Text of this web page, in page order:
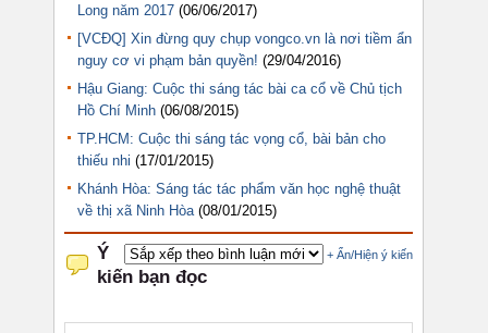
Long năm 2017 (06/06/2017)
[VCĐQ] Xin đừng quy chụp vongco.vn là nơi tiềm ẩn
nguy cơ vi phạm bản quyền! (29/04/2016)
Hậu Giang: Cuộc thi sáng tác bài ca cổ về Chủ tịch
Hồ Chí Minh (06/08/2015)
TP.HCM: Cuộc thi sáng tác vọng cổ, bài bản cho
thiếu nhi (17/01/2015)
Khánh Hòa: Sáng tác tác phẩm văn học nghệ thuật
về thị xã Ninh Hòa (08/01/2015)